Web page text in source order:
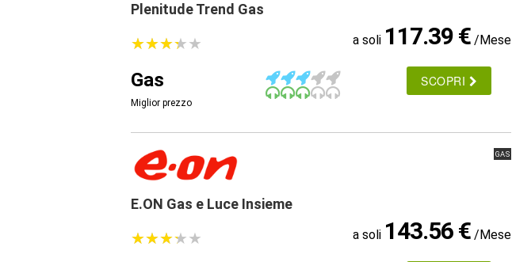
Plenitude Trend Gas
★★★★★
★★★★★ a soli 117.39 € /Mese
Gas
Miglior prezzo
SCOPRI
GAS
E.ON Gas e Luce Insieme
★★★★★
★★★★★ a soli 143.56 € /Mese